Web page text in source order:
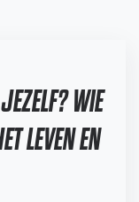
WIE
LEVEN EN